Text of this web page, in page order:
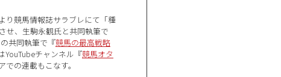
り競馬情報誌サラブレにて「種
せ、生駒永観氏と共同執筆で
共同執筆で『競馬の最高戦略
YouTubeチャンネル『競馬オタ
の連載もこなす。